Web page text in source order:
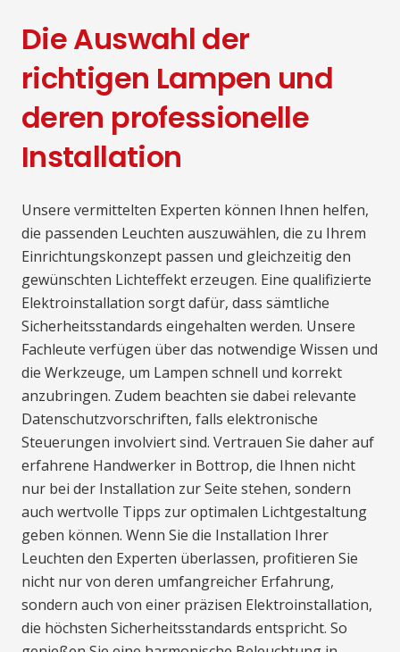
Die Auswahl der
richtigen Lampen und
deren professionelle
Installation
Unsere vermittelten Experten können Ihnen helfen,
die passenden Leuchten auszuwählen, die zu Ihrem
Einrichtungskonzept passen und gleichzeitig den
gewünschten Lichteffekt erzeugen. Eine qualifizierte
Elektroinstallation sorgt dafür, dass sämtliche
Sicherheitsstandards eingehalten werden. Unsere
Fachleute verfügen über das notwendige Wissen und
die Werkzeuge, um Lampen schnell und korrekt
anzubringen. Zudem beachten sie dabei relevante
Datenschutzvorschriften, falls elektronische
Steuerungen involviert sind. Vertrauen Sie daher auf
erfahrene Handwerker in Bottrop, die Ihnen nicht
nur bei der Installation zur Seite stehen, sondern
auch wertvolle Tipps zur optimalen Lichtgestaltung
geben können. Wenn Sie die Installation Ihrer
Leuchten den Experten überlassen, profitieren Sie
nicht nur von deren umfangreicher Erfahrung,
sondern auch von einer präzisen Elektroinstallation,
die höchsten Sicherheitsstandards entspricht. So